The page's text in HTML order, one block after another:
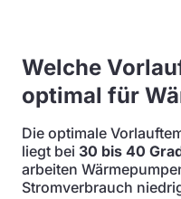
Welche
optimal für
Die optimale
liegt bei 30 bis 40
arbeiten
Stromverbrauch